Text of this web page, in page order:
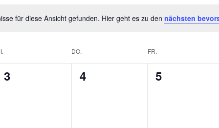
für diese Ansicht gefunden. Hier geht es zu den nächsten
DO. FR.
0
3
0
4
0
5